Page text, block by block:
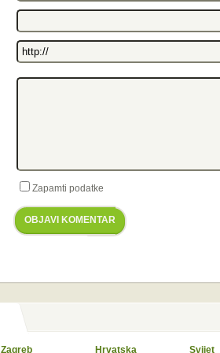
Zapamti podatke
OBJAVI KOMENTAR
Zagreb Hrvatska Svijet